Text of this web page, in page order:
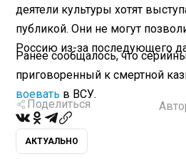
деятели культуры хотят
публикой. Они не могут
Россию из-за последующего
Ранее сообщалось, что
приговоренный к смертной
воевать в ВСУ.
Поделиться
АКТУАЛЬНО